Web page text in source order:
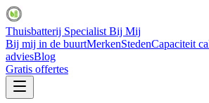
Thuisbatterij Specialist Bij Mij
Bij mij in de buurtMerkenStedenCapaciteit
adviesBlog
Gratis offertes